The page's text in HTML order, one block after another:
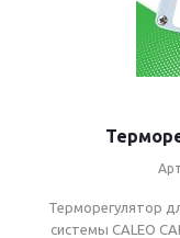
Терморегулятор
системы CALEO